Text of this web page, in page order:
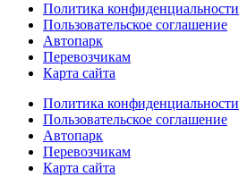
Политика конфиденциальности
Пользовательское соглашение
Автопарк
Перевозчикам
Карта сайта
Политика конфиденциальности
Пользовательское соглашение
Автопарк
Перевозчикам
Карта сайта